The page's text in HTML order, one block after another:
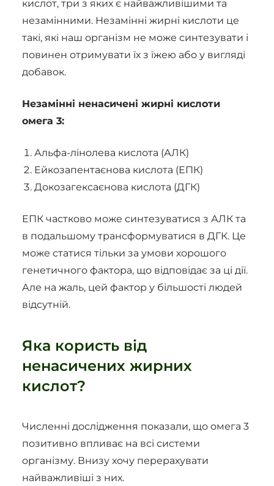
кислот, три з яких є найважливішими та
незамінними. Незамінні жирні кислоти це
такі, які наш організм не може синтезувати і
повинен отримувати їх з їжею або у вигляді
добавок.
Незамінні ненасичені жирні кислоти
омега 3:
Альфа-лінолева кислота (АЛК)
Ейкозапентаєнова кислота (ЕПК)
Докозагексаєнова кислота (ДГК)
ЕПК частково може синтезуватися з АЛК та
в подальшому трансформуватися в ДГК. Це
може статися тільки за умови хорошого
генетичного фактора, що відповідає за ці дії.
Але на жаль, цей фактор у більшості людей
відсутній.
Яка користь від
ненасичених жирних
кислот?
Численні дослідження показали, що омега 3
позитивно впливає на всі системи
організму. Внизу хочу перерахувати
найважливіші з них.